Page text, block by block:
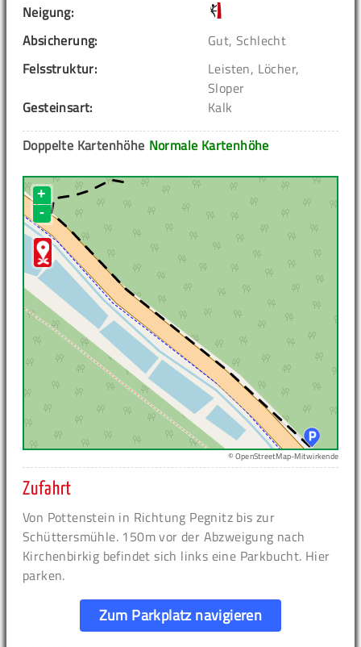
Neigung:
Absicherung:
Gut, Schlecht
Felsstruktur:
Leisten, Löcher,
Sloper
Gesteinsart:
Kalk
Normale Kartenhöhe
Doppelte Kartenhöhe
+
-
© OpenStreetMap-Mitwirkende
Zufahrt
Von Pottenstein in Richtung Pegnitz bis zur
Schüttersmühle. 150m vor der Abzweigung nach
Kirchenbirkig befindet sich links eine Parkbucht. Hier
parken.
Zum Parkplatz navigieren